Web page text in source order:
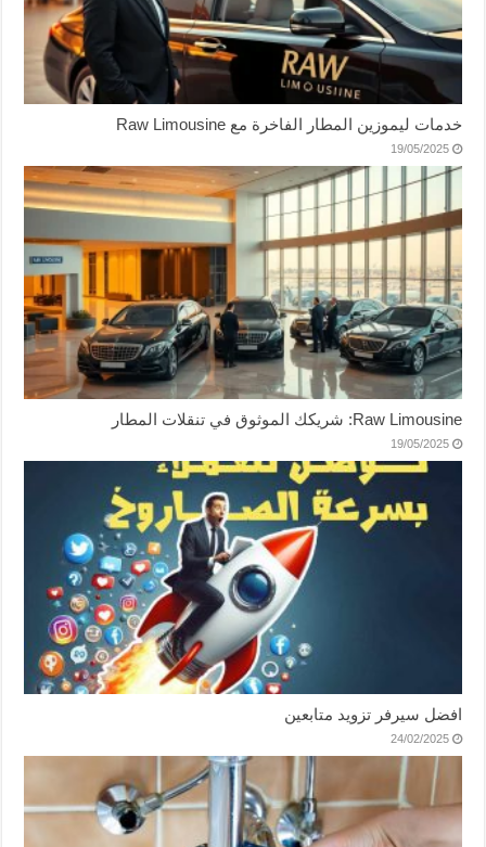
خدمات ليموزين المطار الفاخرة مع Raw Limousine
19/05/2025
Raw Limousine: شريكك الموثوق في تنقلات المطار
19/05/2025
افضل سيرفر تزويد متابعين
24/02/2025